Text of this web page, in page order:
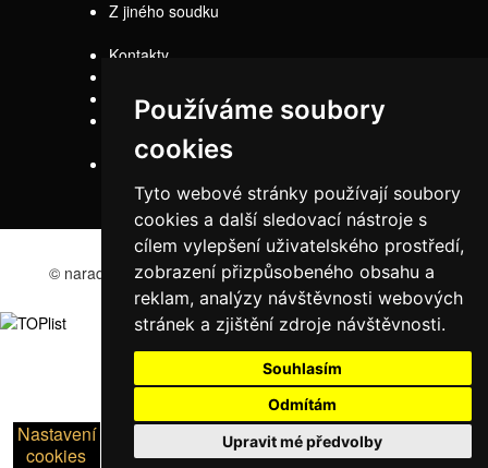
Používáme soubory
cookies
Tyto webové stránky používají soubory
cookies a další sledovací nástroje s
cílem vylepšení uživatelského prostředí,
zobrazení přizpůsobeného obsahu a
reklam, analýzy návštěvnosti webových
stránek a zjištění zdroje návštěvnosti.
Souhlasím
Odmítám
Upravit mé předvolby
Nastavení
cookies
Z jiného soudku
Kontakty
Servis
Obchodní
podmínky
Reklamační řád
© naradi-bd.cz 2016